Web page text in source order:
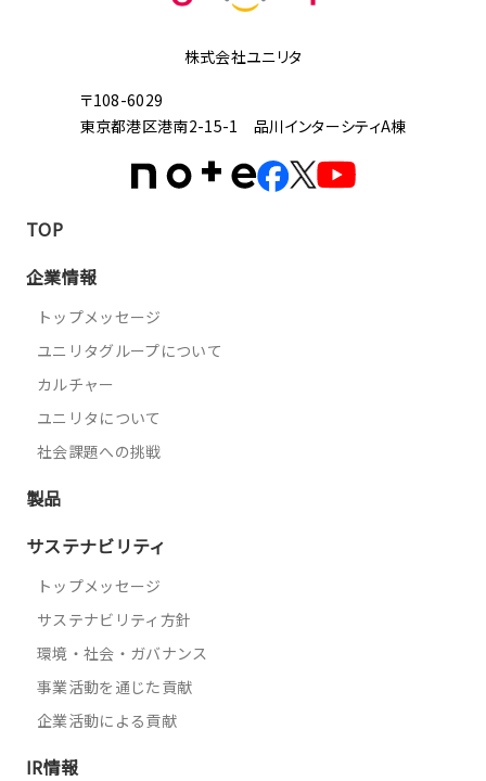
株式会社ユニリタ
〒108-6029
東京都港区港南2-15-1 品川インターシティA棟
TOP
企業情報
トップメッセージ
ユニリタグループについて
カルチャー
ユニリタについて
社会課題への挑戦
製品
サステナビリティ
トップメッセージ
サステナビリティ方針
環境・社会・ガバナンス
事業活動を通じた貢献
企業活動による貢献
IR情報